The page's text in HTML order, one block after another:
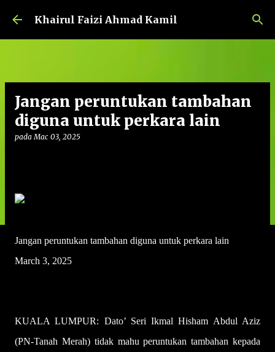
Langkau ke kandungan utama
Khairul Faizi Ahmad Kamil
Jangan peruntukan tambahan
diguna untuk perkara lain
padaMac 03, 2025
Jangan peruntukan tambahan diguna untuk perkara lain
March 3, 2025
KUALA LUMPUR: Dato’ Seri Ikmal Hisham Abdul Aziz
(PN-Tanah Merah) tidak mahu peruntukan tambahan kepada